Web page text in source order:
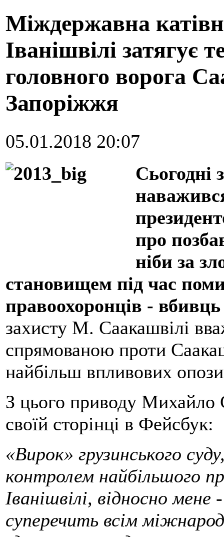
Міждержавна
Іванішвілі затягує
головного ворога
Запоріжжя
05.01.2018 20:07
Сьогодні
про
ніби за
становищем під час
правоохоронців -
захисту М. Саакашвілі
спрямованою проти
найбільш впливових
З цього приводу Михайло
своїй сторінці в Фейсбук:
«Вирок» грузинського
контролем найбільшого
Іванішвілі, відносно
суперечить всім